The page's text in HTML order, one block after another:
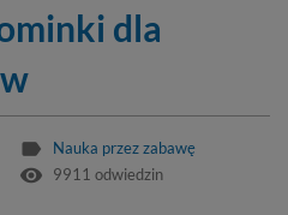
dla
label Nauka przez zabawę
remove_red_eye 9911 odwiedzin